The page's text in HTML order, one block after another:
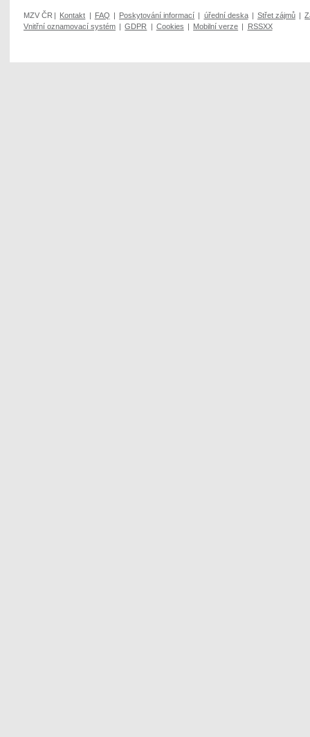
MZV ČR | Kontakt | FAQ | Poskytování informací | úřední deska | Střet zájmů |
Vnitřní oznamovací systém | GDPR | Cookies | Mobilní verze | RSSXX